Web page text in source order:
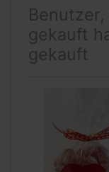
gekauft
gekauft